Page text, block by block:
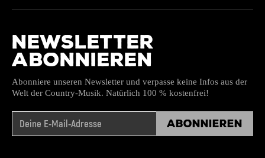
NEWSLETTER
ABONNIEREN
Abonniere unseren Newsletter und verpasse keine Infos aus der
Welt der Country-Musik. Natürlich 100 % kostenfrei!
Abonnieren